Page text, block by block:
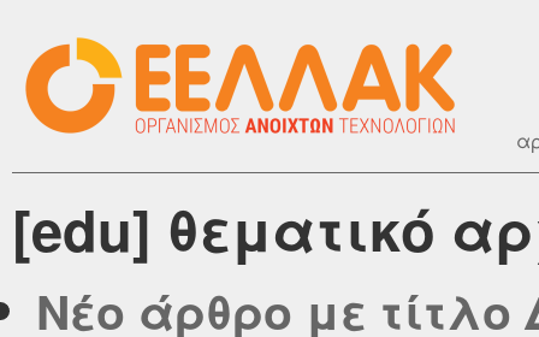
[edu] θεματικό
Νέο άρθρο με